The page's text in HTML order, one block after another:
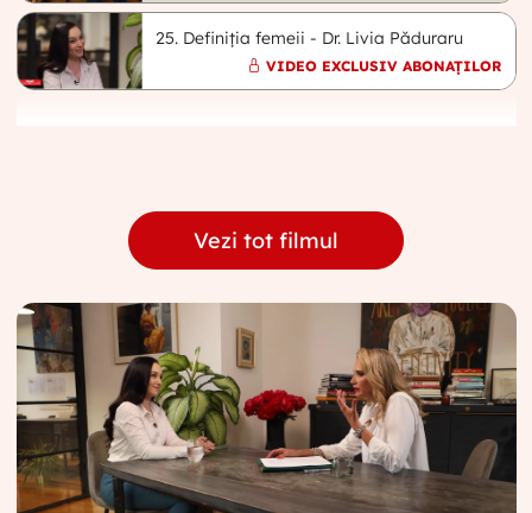
25. Definiția femeii - Dr. Livia Păduraru
VIDEO EXCLUSIV ABONAȚILOR
Vezi tot filmul